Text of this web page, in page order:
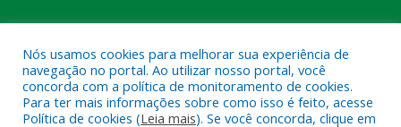
Nós usamos cookies para melhorar sua experiência de
navegação no portal. Ao utilizar nosso portal, você
concorda com a política de monitoramento de cookies.
Para ter mais informações sobre como isso é feito, acesse
Política de cookies (Leia mais). Se você concorda, clique em